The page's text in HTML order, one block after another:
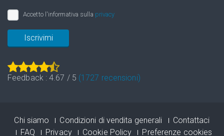
Accetto l'informativa sulla privacy
Iscrivimi
Feedback :4.67 / 5 (1727 recensioni)
Chi siamo Condizioni di vendita generali
Contattaci
FAQ
Privacy Cookie Policy Preferenze cookies